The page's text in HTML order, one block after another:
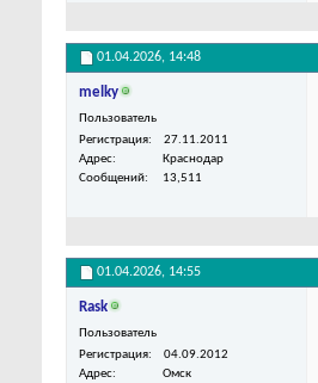
01.04.2026, 14:48
melky
Пользователь
Регистрация
27.11.2011
Адрес
Краснодар
Сообщений
13,511
01.04.2026, 14:55
Rask
Пользователь
Регистрация
04.09.2012
Адрес
Омск